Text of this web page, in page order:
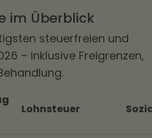
im Überblick
steuerfreien und
– inklusive Freigrenzen,
Lohnsteuer